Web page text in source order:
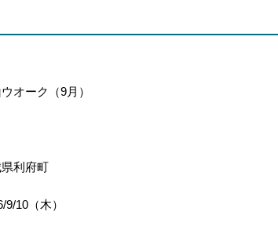
オーク（9月）
利府町
9/10（木）